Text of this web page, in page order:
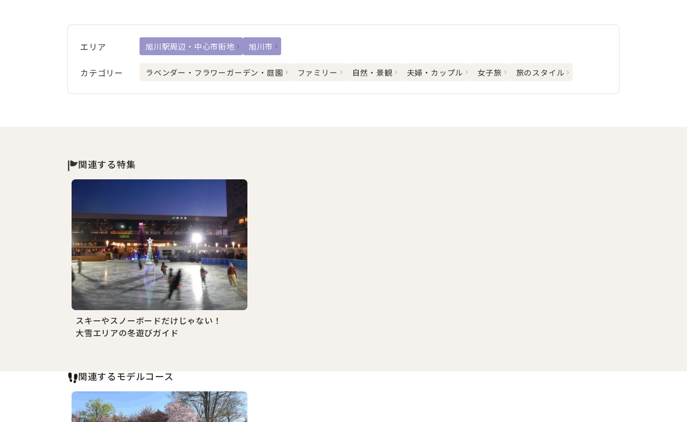
エリア 旭川駅周辺・中心市街地 旭川市
カテゴリー ラベンダー・フラワーガーデン・庭園 ファミリー 自然・景観 夫婦・カップル 女子旅 旅のスタイル
関連する特集
スキーやスノーボードだけじゃない！
大雪エリアの冬遊びガイド
関連するモデルコース